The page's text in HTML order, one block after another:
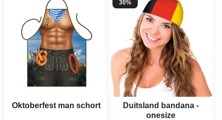
Oktoberfest man schort
30%
Duitsland bandana -
onesize